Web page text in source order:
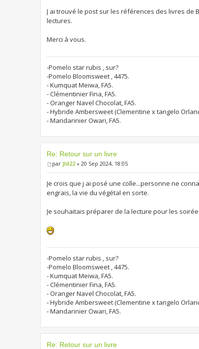
J ai trouvé le post sur les références des livres de
lectures.
Merci à vous.
-Pomelo star rubis , sur?
-Pomelo Bloomsweet , 4475.
- Kumquat Meiwa, FA5.
- Clémentinier Fina, FA5.
- Oranger Navel Chocolat, FA5.
- Hybride Ambersweet (Clementine x tangelo
- Mandarinier Owari, FA5.
Re: Retour sur un livre
par Jld22 » 20 Sep 2024, 18:05
Je crois que j ai posé une colle...personne ne
engrais, la vie du végétal en sorte.
Je souhaitais préparer de la lecture pour les
-Pomelo star rubis , sur?
-Pomelo Bloomsweet , 4475.
- Kumquat Meiwa, FA5.
- Clémentinier Fina, FA5.
- Oranger Navel Chocolat, FA5.
- Hybride Ambersweet (Clementine x tangelo
- Mandarinier Owari, FA5.
Re: Retour sur un livre